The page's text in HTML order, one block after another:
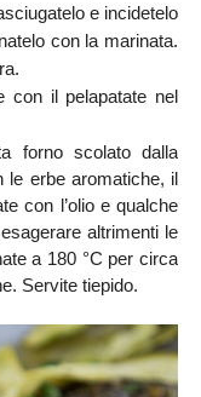
e incidetelo
con la marinata.
con il pelapatate nel
forno scolato dalla
le erbe aromatiche, il
con l’olio e qualche
altrimenti le
a 180 °C per circa
Servite tiepido.